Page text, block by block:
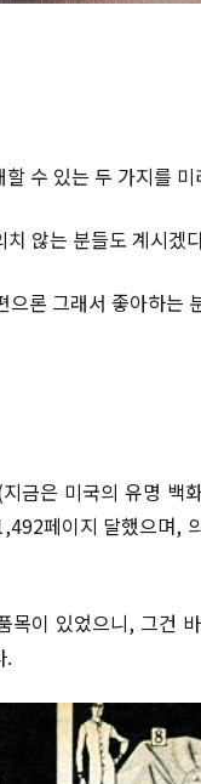
수 있는 두 가지를
않는 분들도 계시겠
론 그래서 좋아하는
금은 미국의 유명 백
페이지 달했으며,
목이 있었으니, 그건
.